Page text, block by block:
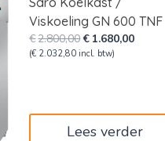
Viskoeling GN 600 TNF
€2.800,00Oorspronkelijke
prijs
€ 1.680,00Huidige
(€ 2.032,80 incl. btw)
Lees verder